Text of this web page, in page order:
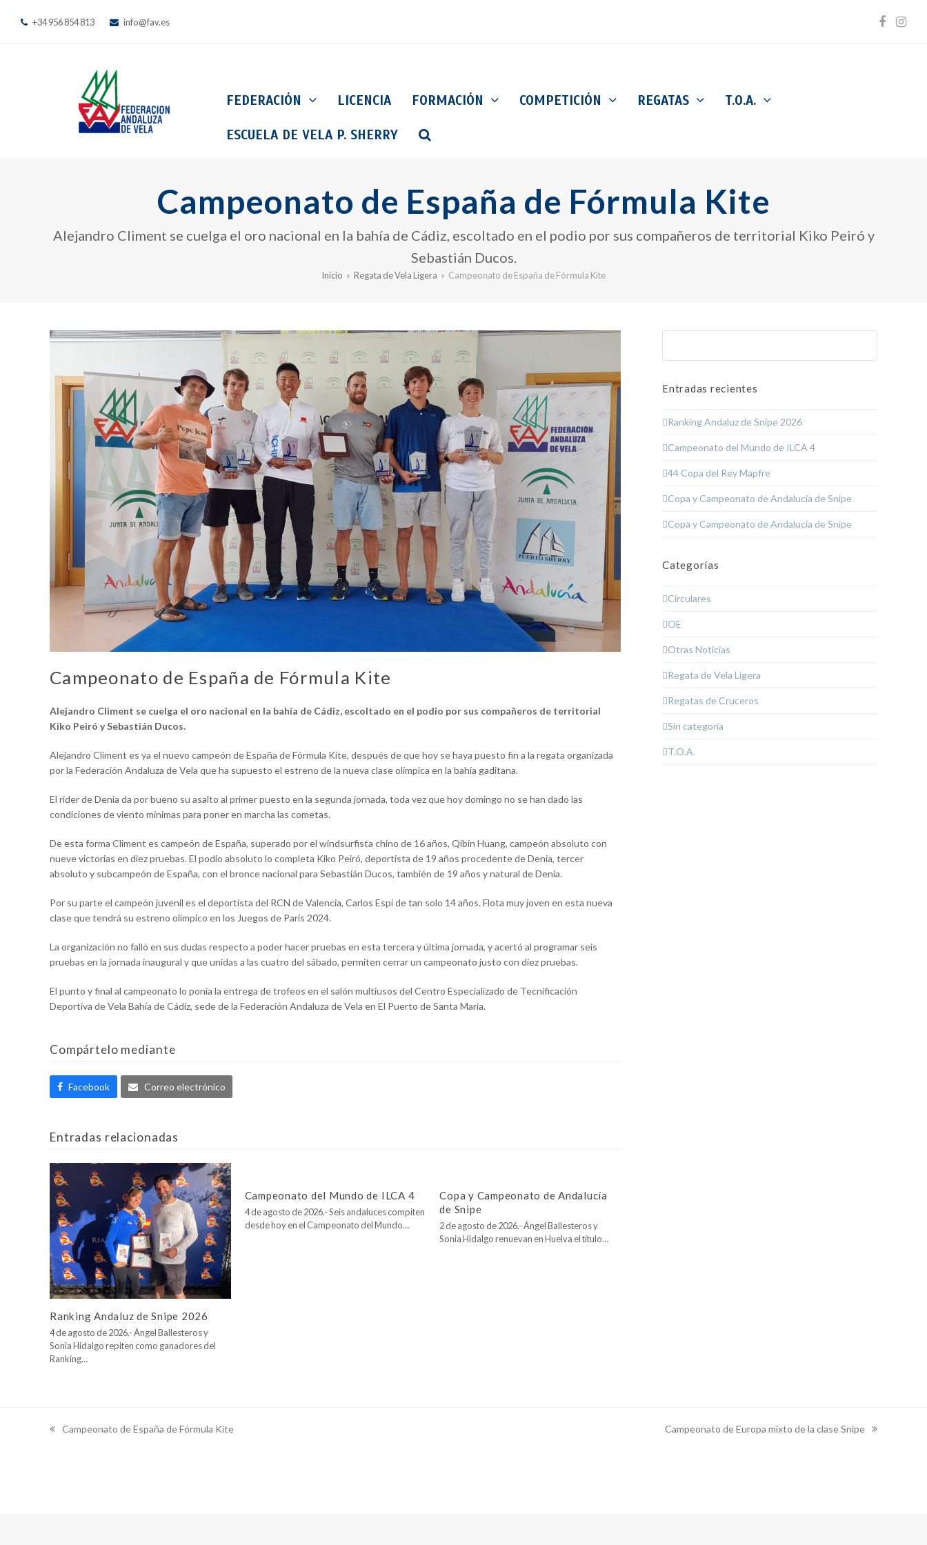
+34 956 854 813 info@fav.es
FEDERACIÓN LICENCIA FORMACIÓN COMPETICIÓN REGATAS T.O.A.
ESCUELA DE VELA P. SHERRY
Campeonato de España de Fórmula Kite
Alejandro Climent se cuelga el oro nacional en la bahía de Cádiz, escoltado en el podio por sus compañeros de territorial Kiko Peiró y
Sebastián Ducos.
Inicio » Regata de Vela Ligera » Campeonato de España de Fórmula Kite
Campeonato de España de Fórmula Kite
Alejandro Climent se cuelga el oro nacional en la bahía de Cádiz, escoltado en el podio por sus compañeros de territorial
Kiko Peiró y Sebastián Ducos.
Alejandro Climent es ya el nuevo campeón de España de Fórmula Kite, después de que hoy se haya puesto fin a la regata organizada
por la Federación Andaluza de Vela que ha supuesto el estreno de la nueva clase olímpica en la bahía gaditana.
El rider de Denia da por bueno su asalto al primer puesto en la segunda jornada, toda vez que hoy domingo no se han dado las
condiciones de viento mínimas para poner en marcha las cometas.
De esta forma Climent es campeón de España, superado por el windsurfista chino de 16 años, Qibin Huang, campeón absoluto con
nueve victorias en diez pruebas. El podio absoluto lo completa Kiko Peiró, deportista de 19 años procedente de Denia, tercer
absoluto y subcampeón de España, con el bronce nacional para Sebastián Ducos, también de 19 años y natural de Denia.
Por su parte el campeón juvenil es el deportista del RCN de Valencia, Carlos Espi de tan solo 14 años. Flota muy joven en esta nueva
clase que tendrá su estreno olímpico en los Juegos de Paris 2024.
La organización no falló en sus dudas respecto a poder hacer pruebas en esta tercera y última jornada, y acertó al programar seis
pruebas en la jornada inaugural y que unidas a las cuatro del sábado, permiten cerrar un campeonato justo con diez pruebas.
El punto y final al campeonato lo ponía la entrega de trofeos en el salón multiusos del Centro Especializado de Tecnificación
Deportiva de Vela Bahía de Cádiz, sede de la Federación Andaluza de Vela en El Puerto de Santa María.
Compártelo mediante
Facebook Correo electrónico
Entradas relacionadas
Ranking Andaluz de Snipe 2026
4 de agosto de 2026.- Ángel Ballesteros y
Sonia Hidalgo repiten como ganadores del
Ranking…
Campeonato del Mundo de ILCA 4
4 de agosto de 2026.- Seis andaluces compiten
desde hoy en el Campeonato del Mundo…
Copa y Campeonato de Andalucía
de Snipe
2 de agosto de 2026.- Ángel Ballesteros y
Sonia Hidalgo renuevan en Huelva el título…
Entradas recientes
Ranking Andaluz de Snipe 2026
Campeonato del Mundo de ILCA 4
44 Copa del Rey Mapfre
Copa y Campeonato de Andalucía de Snipe
Copa y Campeonato de Andalucía de Snipe
Categorías
Circulares
OE
Otras Noticias
Regata de Vela Ligera
Regatas de Cruceros
Sin categoría
T.O.A.
previous
Campeonato de España de Fórmula Kite
next
Campeonato de Europa mixto de la clase Snipe